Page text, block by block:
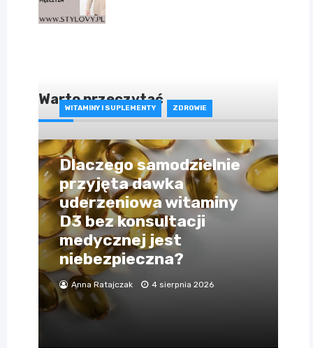
Warto przeczytać
WITAMINY I SUPLEMENTY ZDROWIE
Dlaczego samodzielnie
przyjęta dawka
uderzeniowa witaminy
D3 bez konsultacji
medycznej jest
niebezpieczna?
Anna Ratajczak 4 sierpnia 2026